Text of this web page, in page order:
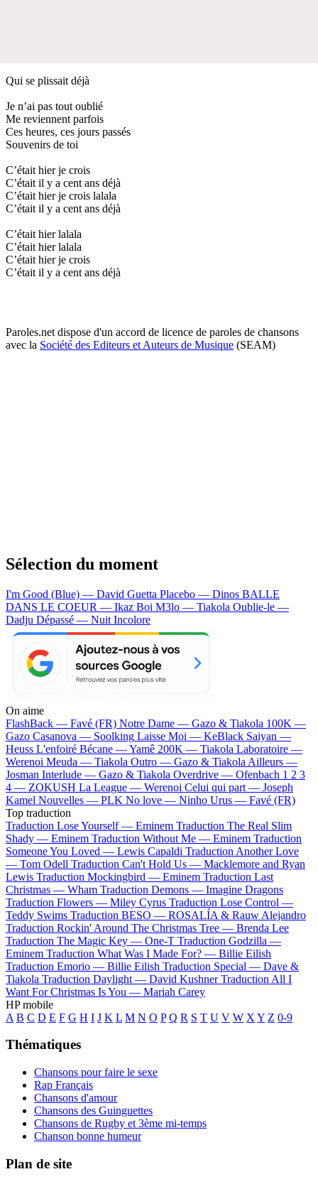
Qui se plissait déjà
Je n’ai pas tout oublié
Me reviennent parfois
Ces heures, ces jours passés
Souvenirs de toi
C’était hier je crois
C’était il y a cent ans déjà
C’était hier je crois lalala
C’était il y a cent ans déjà
C’était hier lalala
C’était hier lalala
C’était hier je crois
C’était il y a cent ans déjà
Paroles.net dispose d'un accord de licence de paroles de chansons
avec la Société des Editeurs et Auteurs de Musique (SEAM)
Sélection du moment
I'm Good (Blue) — David Guetta Placebo — Dinos BALLE
DANS LE COEUR — Ikaz Boi M3lo — Tiakola Oublie-le —
Dadju Dépassé — Nuit Incolore
On aime
FlashBack — Favé (FR) Notre Dame — Gazo & Tiakola 100K —
Gazo Casanova — Soolking Laisse Moi — KeBlack Saiyan —
Heuss L'enfoiré Bécane —Yamê 200K — Tiakola Laboratoire —
Werenoi Meuda — Tiakola Outro — Gazo & Tiakola Ailleurs —
Josman Interlude — Gazo & Tiakola Overdrive — Ofenbach 1 2 3
4 — ZOKUSH La League — Werenoi Celui qui part — Joseph
Kamel Nouvelles — PLK No love — Ninho Urus — Favé (FR)
Top traduction
Traduction Lose Yourself — Eminem Traduction The Real Slim
Shady — Eminem Traduction Without Me — Eminem Traduction
Someone You Loved — Lewis Capaldi Traduction Another Love
— Tom Odell Traduction Can't Hold Us — Macklemore and Ryan
Lewis Traduction Mockingbird — Eminem Traduction Last
Christmas — Wham Traduction Demons — Imagine Dragons
Traduction Flowers — Miley Cyrus Traduction Lose Control —
Teddy Swims Traduction BESO — ROSALÍA & Rauw Alejandro
Traduction Rockin' Around The Christmas Tree — Brenda Lee
Traduction The Magic Key — One-T Traduction Godzilla —
Eminem Traduction What Was I Made For? — Billie Eilish
Traduction Emorio — Billie Eilish Traduction Special — Dave &
Tiakola Traduction Daylight — David Kushner Traduction All I
Want For Christmas Is You — Mariah Carey
HP mobile
A B C D E F G H I J K L M N O P Q R S T U V W X Y Z 0-9
Thématiques
Chansons pour faire le sexe
Rap Français
Chansons d'amour
Chansons des Guinguettes
Chansons de Rugby et 3ème mi-temps
Chanson bonne humeur
Plan de site